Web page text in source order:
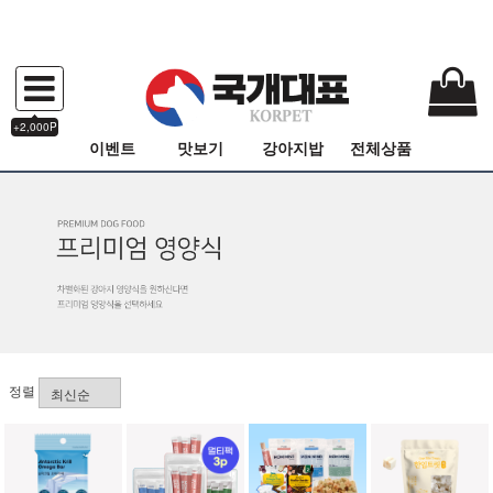
+2,000P
이벤트 맛보기 강아지밥 전체상품
정렬